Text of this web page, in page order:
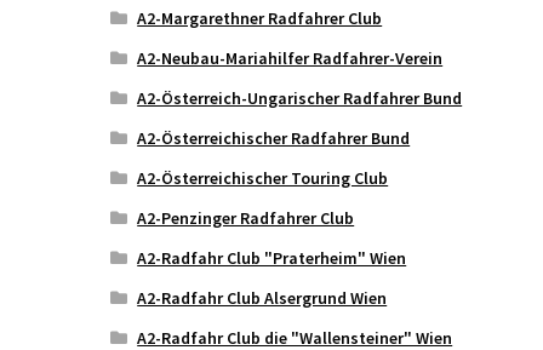
A2-Margarethner Radfahrer Club
A2-Neubau-Mariahilfer Radfahrer-Verein
A2-Österreich-Ungarischer Radfahrer Bund
A2-Österreichischer Radfahrer Bund
A2-Österreichischer Touring Club
A2-Penzinger Radfahrer Club
A2-Radfahr Club "Praterheim" Wien
A2-Radfahr Club Alsergrund Wien
A2-Radfahr Club die "Wallensteiner" Wien